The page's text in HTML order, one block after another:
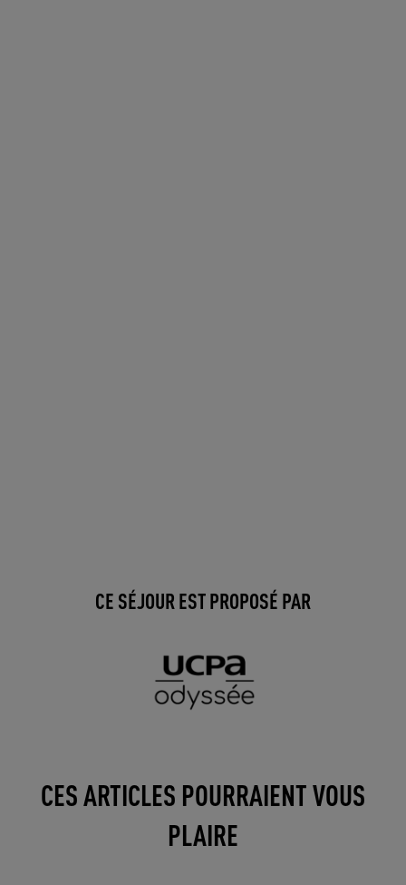
CE SÉJOUR EST PROPOSÉ PAR
CES ARTICLES POURRAIENT VOUS
PLAIRE